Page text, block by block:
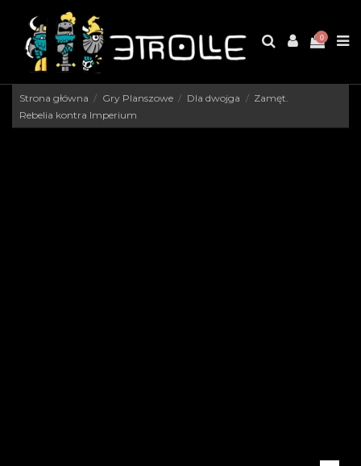
0
Strona główna Gry Planszowe Dla dwojga
Zamęt.
Rebelia kontra Imperium